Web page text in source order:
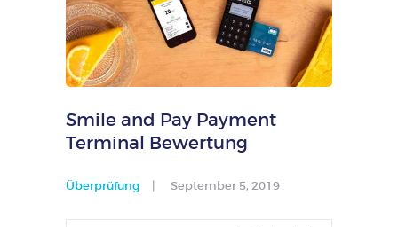
Smile and Pay Payment
Terminal Bewertung
Überprüfung September 5, 2019